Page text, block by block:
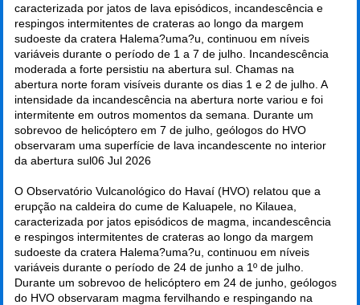
caracterizada por jatos de lava episódicos, incandescência e
respingos intermitentes de crateras ao longo da margem
sudoeste da cratera Halema?uma?u, continuou em níveis
variáveis durante o período de 1 a 7 de julho. Incandescência
moderada a forte persistiu na abertura sul. Chamas na
abertura norte foram visíveis durante os dias 1 e 2 de julho. A
intensidade da incandescência na abertura norte variou e foi
intermitente em outros momentos da semana. Durante um
sobrevoo de helicóptero em 7 de julho, geólogos do HVO
observaram uma superfície de lava incandescente no interior
da abertura sul06 Jul 2026
O Observatório Vulcanológico do Havaí (HVO) relatou que a
erupção na caldeira do cume de Kaluapele, no Kilauea,
caracterizada por jatos episódicos de magma, incandescência
e respingos intermitentes de crateras ao longo da margem
sudoeste da cratera Halema?uma?u, continuou em níveis
variáveis durante o período de 24 de junho a 1º de julho.
Durante um sobrevoo de helicóptero em 24 de junho, geólogos
do HVO observaram magma fervilhando e respingando na